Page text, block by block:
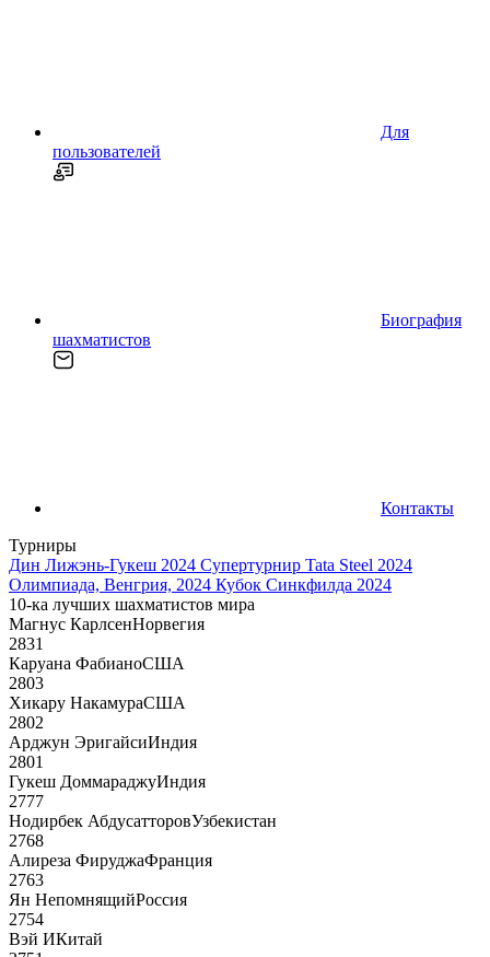
Для
пользователей
Биография
шахматистов
Контакты
Турниры
Дин Лижэнь-Гукеш 2024 Супертурнир Tata Steel 2024
Олимпиада, Венгрия, 2024 Кубок Синкфилда 2024
10-ка лучших шахматистов мира
Магнус КарлсенНорвегия
2831
Каруана ФабианоСША
2803
Хикару НакамураСША
2802
Арджун ЭригайсиИндия
2801
Гукеш ДоммараджуИндия
2777
Нодирбек АбдусатторовУзбекистан
2768
Алиреза ФируджаФранция
2763
Ян НепомнящийРоссия
2754
Вэй ИКитай